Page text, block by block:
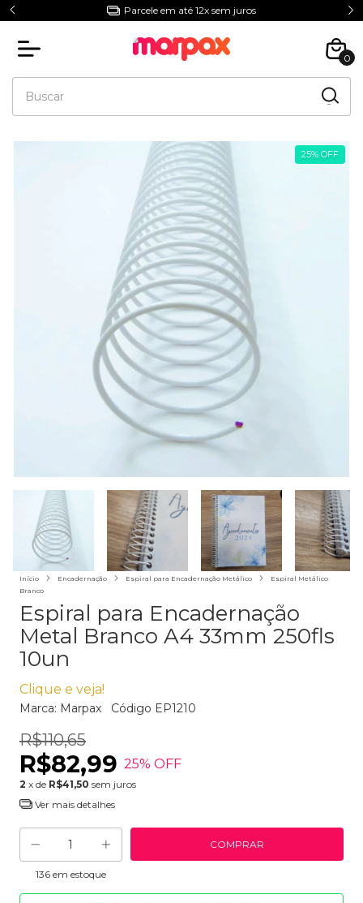
Parcele em até 12x sem juros
0
25% OFF
Início Encadernação Espiral para Encadernação Metálico
Espiral Metálico
Branco
Espiral para Encadernação
Metal Branco A4 33mm 250fls
10un
Clique e veja!
Marca: Marpax Código EP1210
R$110,65
R$82,99 25% OFF
2 x de R$41,50 sem juros
Ver mais detalhes
136em estoque